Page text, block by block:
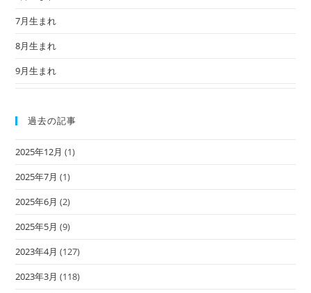
7月生まれ
8月生まれ
9月生まれ
過去の記事
2025年12月 (1)
2025年7月 (1)
2025年6月 (2)
2025年5月 (9)
2023年4月 (127)
2023年3月 (118)